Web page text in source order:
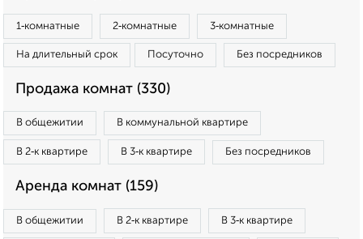
1‑комнатные 2‑комнатные 3‑комнатные
На длительный срок Посуточно Без посредников
Продажа комнат (330)
В общежитии В коммунальной квартире
В 2‑к квартире В 3‑к квартире Без посредников
Аренда комнат (159)
В общежитии В 2‑к квартире В 3‑к квартире